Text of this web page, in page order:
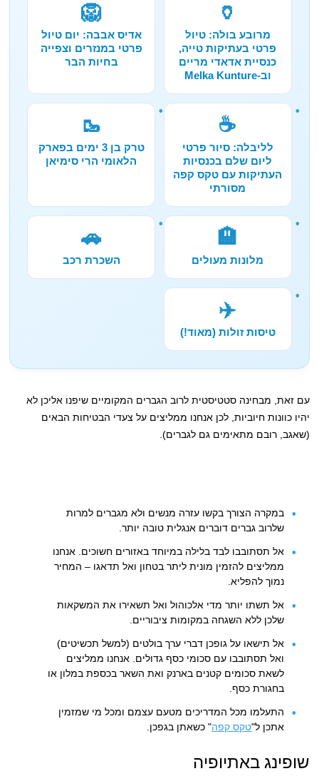
🏺
מרובע בולה: טיול
פרטי בעתיקות טייה,
כנסיית אדאדי מריים
וב-Melka Kunture
🦁
אדיס אבבה: יום טיול
פרטי במנזרים וצפייה
בחיות הבר
☕
לליבלה: סיור פרטי
ליום שלם בכנסיות
העתיקות עם טקס קפה
מסורתי
🥾
טרק בן 3 ימים בפארק
הלאומי הרי סימיאן
🏨
מלונות מעולים
🚗
השכרת רכב
✈️
טיסות זולות (מאוד!)
עם זאת, מבחינה סטטיסטית לרוב הגברים המקומיים שיפנו אליכן לא
יהיו כוונות חיוביות, לכן אנחנו ממליצים על צעדי הבטיחות הבאים
(שאגב, רובם מתאימים גם לגברים).
במקרה הצורך בקשו עזרה מנשים ולא מגברים למרות
שלרוב גברים דוברים אנגלית טובה יותר.
אל תסתובבו לבד בלילה במיוחד באזורים חשוכים. אנחנו
ממליצים להזמין מונית ליתר בטחון ואל תדאגו – המחיר
נמוך להפליא.
אל תשתו יותר מדי אלכוהול ואל תשאירו את המשקאות
שלכן ללא השגחה במקומות ציבוריים.
אל תישאו על גופכן דברי ערך בולטים (למשל תכשיטים)
ואל תסתובבו עם סכומי כסף גדולים. אנחנו ממליצים
לשאת סכומים קטנים בארנק ואת השאר בכספת במלון או
בחגורת כסף.
התעלמו מכל המדריכים מטעם עצמם ומכל מי שמזמין
אתכן ל"טקס קפה" כשאתן בגפכן.
שופינג באתיופיה